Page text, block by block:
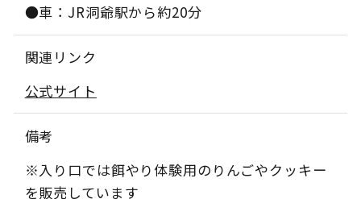
●車：JR洞爺駅から約20分
関連リンク
公式サイト
備考
※入り口では餌やり体験用のりんごやクッキー
を販売しています